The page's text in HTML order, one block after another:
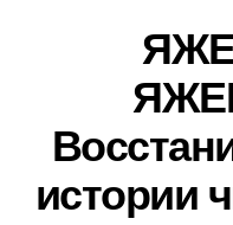
истории